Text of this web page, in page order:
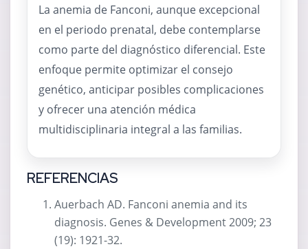
La anemia de Fanconi, aunque excepcional
en el periodo prenatal, debe contemplarse
como parte del diagnóstico diferencial. Este
enfoque permite optimizar el consejo
genético, anticipar posibles complicaciones
y ofrecer una atención médica
multidisciplinaria integral a las familias.
REFERENCIAS
Auerbach AD. Fanconi anemia and its
diagnosis. Genes & Development 2009; 23
(19): 1921-32.